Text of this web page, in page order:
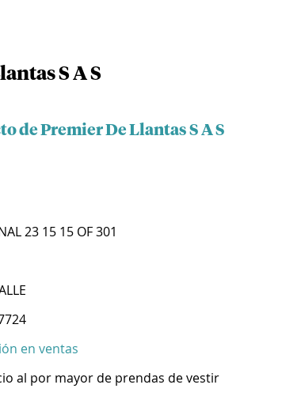
S A S
de Premier De Llantas S A S
23 15 15 OF 301
en ventas
al por mayor de prendas de vestir